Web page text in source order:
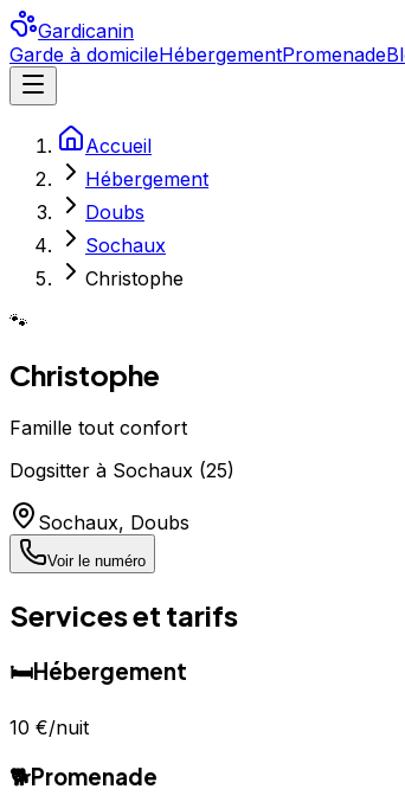
Gardicanin
Garde à domicileHébergementPromenade
Accueil
Hébergement
Doubs
Sochaux
Christophe
🐾
Christophe
Famille tout confort
Dogsitter à Sochaux (25)
Sochaux, Doubs
Voir le numéro
Services et tarifs
🛏️Hébergement
10 €/nuit
🐕Promenade